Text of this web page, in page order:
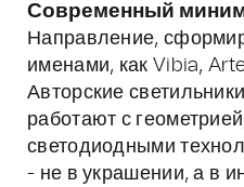
Современный
Направление,
именами, как Vibia,
Авторские
работают с
светодиодными
- не в украшении, а в